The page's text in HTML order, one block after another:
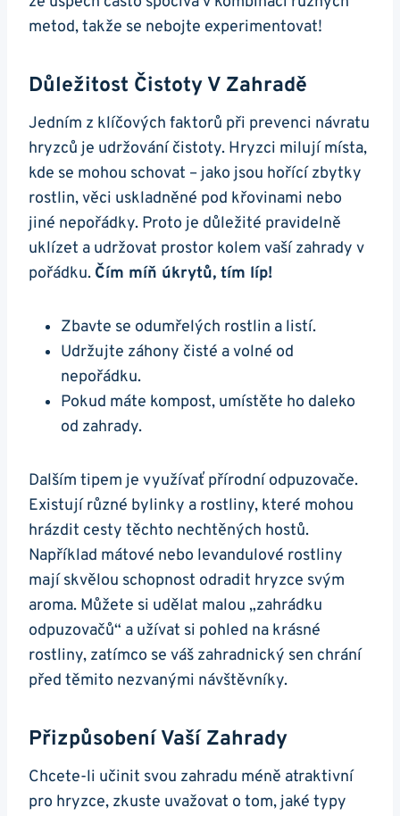
metod, takže se nebojte experimentovat!
Důležitost Čistoty V Zahradě
Jedním z klíčových faktorů při prevenci návratu
hryzců je udržování čistoty. Hryzci milují místa,
kde se mohou schovat – jako jsou hořící zbytky
rostlin, věci uskladněné pod křovinami nebo
jiné nepořádky. Proto je důležité pravidelně
uklízet a udržovat prostor kolem vaší zahrady v
pořádku. Čím míň úkrytů, tím líp!
Zbavte se odumřelých rostlin a listí.
Udržujte záhony čisté a volné od
nepořádku.
Pokud máte kompost, umístěte ho daleko
od zahrady.
Dalším tipem je využívať přírodní odpuzovače.
Existují různé bylinky a rostliny, které mohou
hrázdit cesty těchto nechtěných hostů.
Například mátové nebo levandulové rostliny
mají skvělou schopnost odradit hryzce svým
aroma. Můžete si udělat malou „zahrádku
odpuzovačů“ a užívat si pohled na krásné
rostliny, zatímco se váš zahradnický sen chrání
před těmito nezvanými návštěvníky.
Přizpůsobení Vaší Zahrady
Chcete-li učinit svou zahradu méně atraktivní
pro hryzce, zkuste uvažovat o tom, jaké typy